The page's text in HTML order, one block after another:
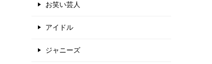
お笑い芸人
アイドル
ジャニーズ